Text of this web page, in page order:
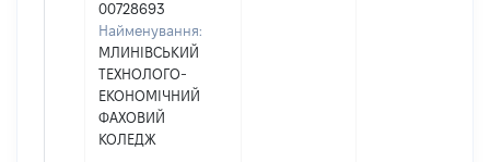
00728693
Найменування:
МЛИНІВСЬКИЙ
ТЕХНОЛОГО-
ЕКОНОМІЧНИЙ
ФАХОВИЙ
КОЛЕДЖ